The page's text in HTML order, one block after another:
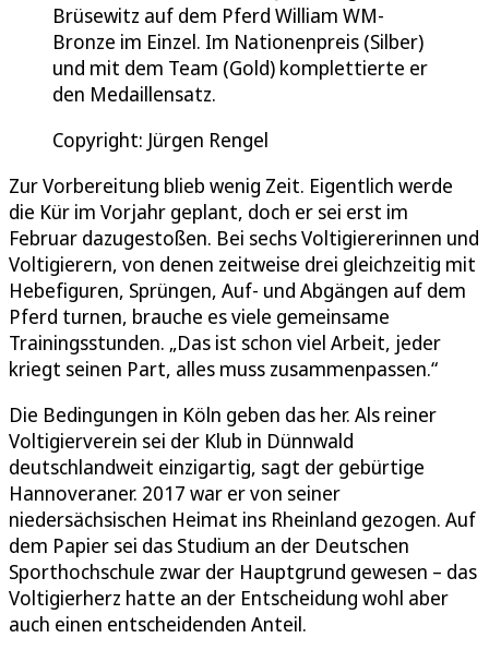
Brüsewitz auf dem Pferd William WM-
Bronze im Einzel. Im Nationenpreis (Silber)
und mit dem Team (Gold) komplettierte er
den Medaillensatz.
Copyright: Jürgen Rengel
Zur Vorbereitung blieb wenig Zeit. Eigentlich werde
die Kür im Vorjahr geplant, doch er sei erst im
Februar dazugestoßen. Bei sechs Voltigiererinnen und
Voltigierern, von denen zeitweise drei gleichzeitig mit
Hebefiguren, Sprüngen, Auf- und Abgängen auf dem
Pferd turnen, brauche es viele gemeinsame
Trainingsstunden. „Das ist schon viel Arbeit, jeder
kriegt seinen Part, alles muss zusammenpassen.“
Die Bedingungen in Köln geben das her. Als reiner
Voltigierverein sei der Klub in Dünnwald
deutschlandweit einzigartig, sagt der gebürtige
Hannoveraner. 2017 war er von seiner
niedersächsischen Heimat ins Rheinland gezogen. Auf
dem Papier sei das Studium an der Deutschen
Sporthochschule zwar der Hauptgrund gewesen – das
Voltigierherz hatte an der Entscheidung wohl aber
auch einen entscheidenden Anteil.